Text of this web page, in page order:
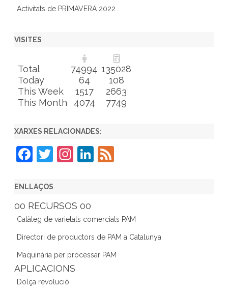
Activitats de PRIMAVERA 2022
VISITES
Total 74994 135028
Today
64
108
This Week
1517
2663
This Month
4074 7749
XARXES RELACIONADES:
F
c
e
b
o
o
k
T
er
In
gr
a
m
Li
dI
n
ENLLAÇOS
00 RECURSOS 00
Catàleg de varietats comercials PAM
Directori de productors de PAM a Catalunya
Maquinària per processar PAM
APLICACIONS
Dolça revolució